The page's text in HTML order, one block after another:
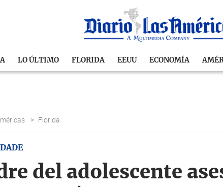
LO ÚLTIMO FLORIDA EEUU ECONOMÍA
> Florida
del adolescente